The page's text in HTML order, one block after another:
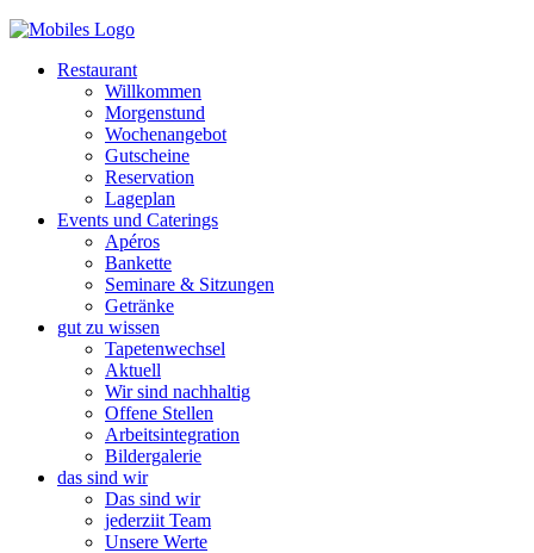
Restaurant
Willkommen
Morgenstund
Wochenangebot
Gutscheine
Reservation
Lageplan
Events und Caterings
Apéros
Bankette
Seminare & Sitzungen
Getränke
gut zu wissen
Tapetenwechsel
Aktuell
Wir sind nachhaltig
Offene Stellen
Arbeitsintegration
Bildergalerie
das sind wir
Das sind wir
jederziit Team
Unsere Werte